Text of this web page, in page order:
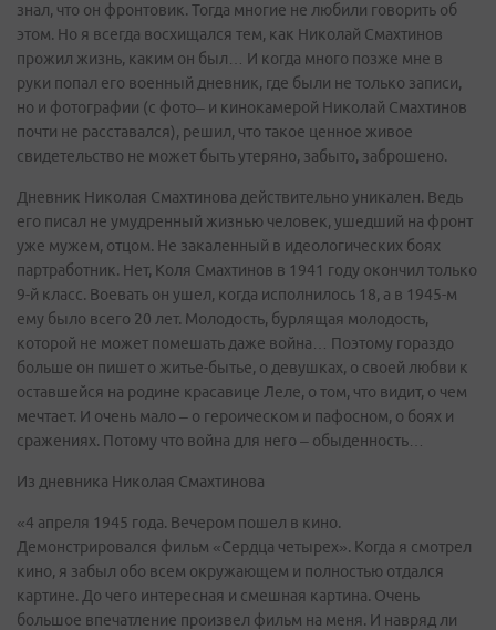
знал, что он фронтовик. Тогда многие не любили говорить об
этом. Но я всегда восхищался тем, как Николай Смахтинов
прожил жизнь, каким он был… И когда много позже мне в
руки попал его военный дневник, где были не только записи,
но и фотографии (с фото– и кинокамерой Николай Смахтинов
почти не расставался), решил, что такое ценное живое
свидетельство не может быть утеряно, забыто, заброшено.
Дневник Николая Смахтинова действительно уникален. Ведь
его писал не умудренный жизнью человек, ушедший на фронт
уже мужем, отцом. Не закаленный в идеологических боях
партработник. Нет, Коля Смахтинов в 1941 году окончил только
9-й класс. Воевать он ушел, когда исполнилось 18, а в 1945-м
ему было всего 20 лет. Молодость, бурлящая молодость,
которой не может помешать даже война… Поэтому гораздо
больше он пишет о житье-бытье, о девушках, о своей любви к
оставшейся на родине красавице Леле, о том, что видит, о чем
мечтает. И очень мало – о героическом и пафосном, о боях и
сражениях. Потому что война для него – обыденность…
Из дневника Николая Смахтинова
«4 апреля 1945 года. Вечером пошел в кино.
Демонстрировался фильм «Сердца четырех». Когда я смотрел
кино, я забыл обо всем окружающем и полностью отдался
картине. До чего интересная и смешная картина. Очень
большое впечатление произвел фильм на меня. И навряд ли